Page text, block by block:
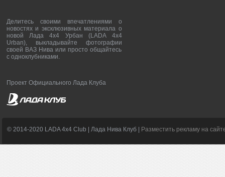
Делитесь своими впечатлениями о
новостях и эксклюзивных материала о
новой Лада 4х4 Урбан (LADA 4x4
Urban), выкладывайте фотографии
своей ВАЗ Нива или просто общайтесь
с одноклубниками.
Проект Официального Лада Клуба
© 2014-2020 LADA 4x4 Club | Лада Нива Клуб | Разместить рекламу на